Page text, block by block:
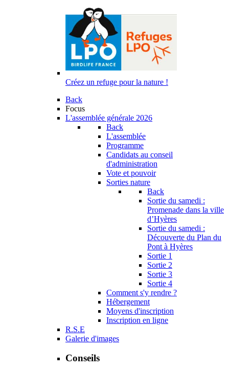
Créez un refuge pour la nature !
Back
Focus
L'assemblée générale 2026
Back
L'assemblée
Programme
Candidats au conseil
d'administration
Vote et pouvoir
Sorties nature
Back
Sortie du samedi :
Promenade dans la ville
d’Hyères
Sortie du samedi :
Découverte du Plan du
Pont à Hyères
Sortie 1
Sortie 2
Sortie 3
Sortie 4
Comment s'y rendre ?
Hébergement
Moyens d'inscription
Inscription en ligne
R.S.E
Galerie d'images
Conseils